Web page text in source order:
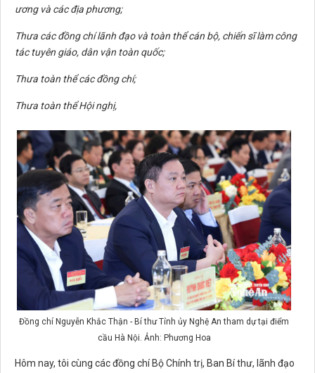
ương và các địa phương;
Thưa các đồng chí lãnh đạo và toàn thể cán bộ, chiến sĩ làm công
tác tuyên giáo, dân vận toàn quốc;
Thưa toàn thể các đồng chí;
Thưa toàn thể Hội nghị,
Đồng chí Nguyễn Khắc Thận - Bí thư Tỉnh ủy Nghệ An tham dự tại điểm
cầu Hà Nội. Ảnh: Phương Hoa
Hôm nay, tôi cùng các đồng chí Bộ Chính trị, Ban Bí thư, lãnh đạo